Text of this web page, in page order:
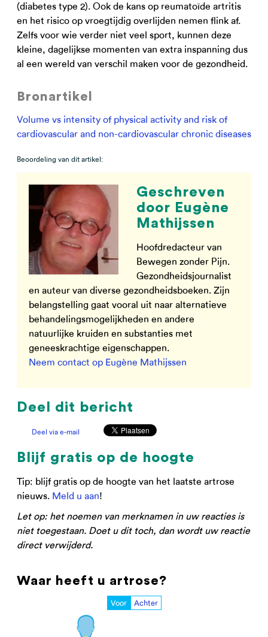
(diabetes type 2). Ook de kans op reumatoïde artritis
en het risico op vroegtijdig overlijden nemen flink af.
Zelfs voor wie verder niet veel sport, kunnen deze
kleine, dagelijkse momenten van extra inspanning dus
al een wereld van verschil maken voor de gezondheid.
Bronartikel
Volume vs intensity of physical activity and risk of
cardiovascular and non-cardiovascular chronic diseases
Beoordeling van dit artikel:
Geschreven
door Eugène
Mathijssen
Hoofdredacteur van
Bewegen zonder Pijn.
Gezondheidsjournalist
en auteur van diverse gezondheidsboeken. Zijn
belangstelling gaat vooral uit naar alternatieve
behandelingsmogelijkheden en andere
natuurlijke kruiden en substanties met
geneeskrachtige eigenschappen.
Neem contact op Eugène Mathijssen
Deel dit bericht
Deel via e-mail
Blijf gratis op de hoogte
Tip: blijf gratis op de hoogte van het laatste artrose
nieuws. Meld u aan!
Let op: het noemen van merknamen in uw reacties is
niet toegestaan. Doet u dit toch, dan wordt uw reactie
direct verwijderd.
Waar heeft u artrose?
Voor Achter